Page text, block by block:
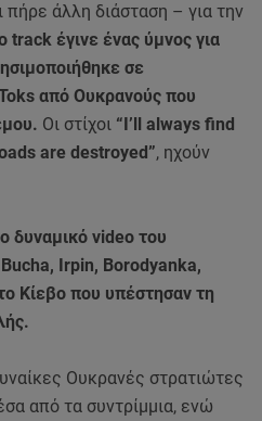
άλλη διάσταση – για την
track έγινε ένας ύμνος για
σε
από Ουκρανούς που
Οι στίχοι “I’ll always find
are destroyed”, ηχούν
δυναμικό video του
Bucha, Irpin, Borodyanka,
Κίεβο που υπέστησαν τη
Ουκρανές στρατιώτες
από τα συντρίμμια, ενώ